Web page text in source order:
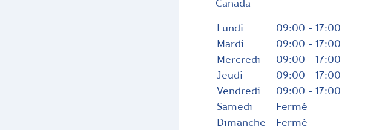
Canada
Lundi
09:00 - 17:00
Mardi
09:00 - 17:00
Mercredi
09:00 - 17:00
Jeudi
09:00 - 17:00
Vendredi
09:00 - 17:00
Samedi
Fermé
Dimanche
Fermé